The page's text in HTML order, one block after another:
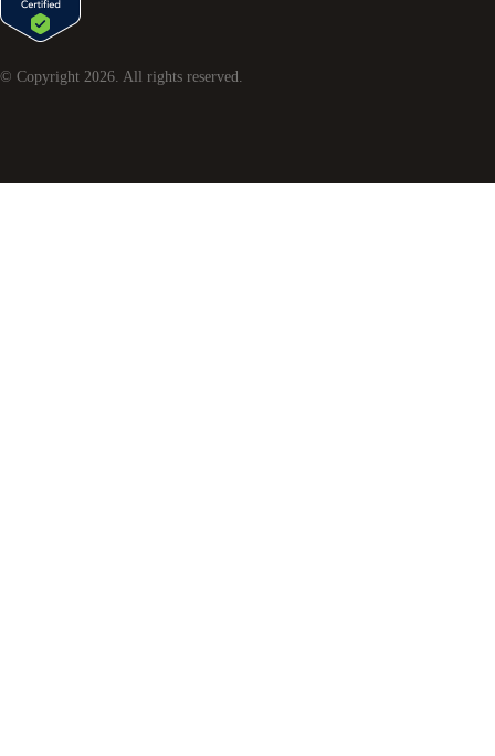
© Copyright 2026 . All rights reserved.